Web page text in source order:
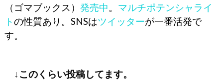
（ゴマブックス） 発売中。 マルチポテンシャライ
トの性質あり。SNSはツイッターが一番活発で
す。
↓このくらい投稿してます。